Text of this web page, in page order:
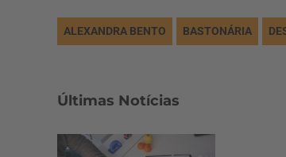
ALEXANDRA BENTO BASTONÁRIA
Últimas Notícias